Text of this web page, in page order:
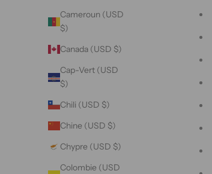
Cameroun (USD
$)
Canada (USD $)
Cap-Vert (USD
$)
Chili (USD $)
Chine (USD $)
Chypre (USD $)
Colombie (USD